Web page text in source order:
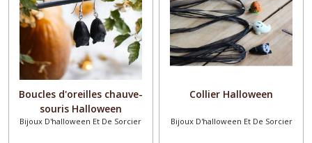
Boucles d'oreilles chauve-
souris Halloween
Bijoux D'halloween Et De Sorcier
Collier Halloween
Bijoux D'halloween Et De Sorcier